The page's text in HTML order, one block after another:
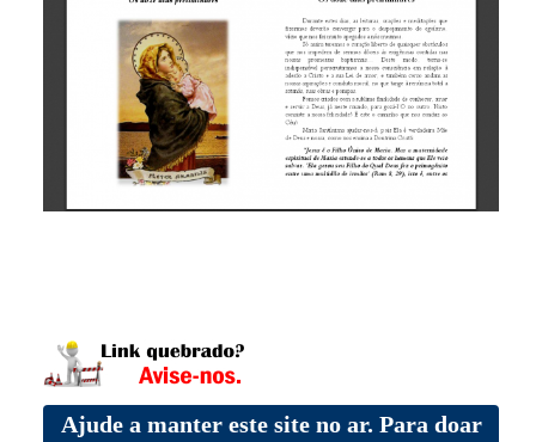
Ajude a manter este site no ar. Para doar